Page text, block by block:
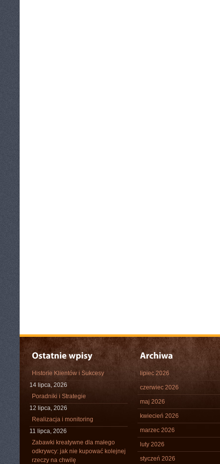
Historie Klientów i Sukcesy
14 lipca, 2026
Poradniki i Strategie
12 lipca, 2026
Realizacja i monitoring
11 lipca, 2026
Zabawki kreatywne dla małego
odkrywcy: jak nie kupować kolejnej
rzeczy na chwilę
lipiec 2026
czerwiec 2026
maj 2026
kwiecień 2026
marzec 2026
luty 2026
styczeń 2026